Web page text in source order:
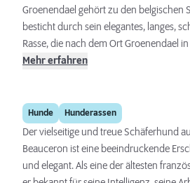
Groenendael gehört zu den belgischen
besticht durch sein elegantes, langes,
Rasse, die nach dem Ort Groenendael
vereint Schönheit mit Intelligenz und
entwickelt, der in Such- und
Hundesport-Disziplinen wie Agility oder
Mehr erfahren
Hunde Hunderassen
Beauceron
Der vielseitige und treue Schäferhund
Beauceron ist eine beeindruckende
und elegant. Als eine der ältesten